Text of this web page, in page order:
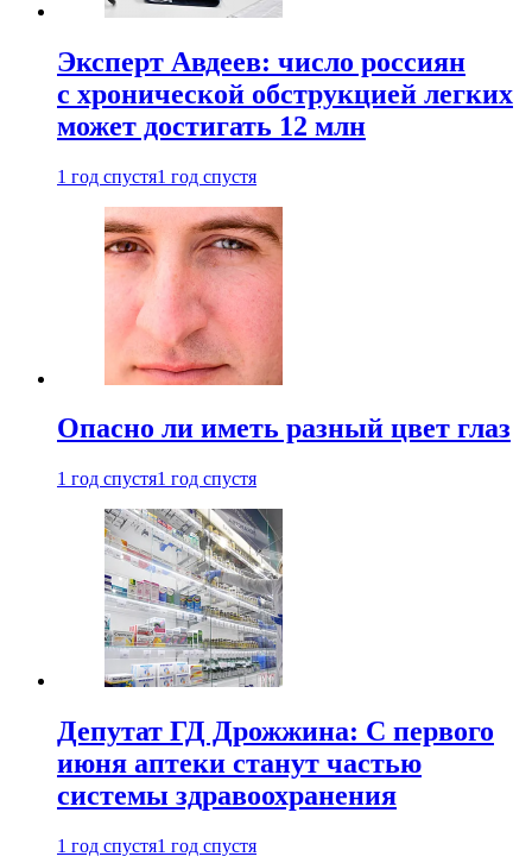
Эксперт Авдеев: число россиян
с хронической обструкцией легких
может достигать 12 млн
1 год спустя1 год спустя
Опасно ли иметь разный цвет глаз
1 год спустя1 год спустя
Депутат ГД Дрожжина: С первого
июня аптеки станут частью
системы здравоохранения
1 год спустя1 год спустя